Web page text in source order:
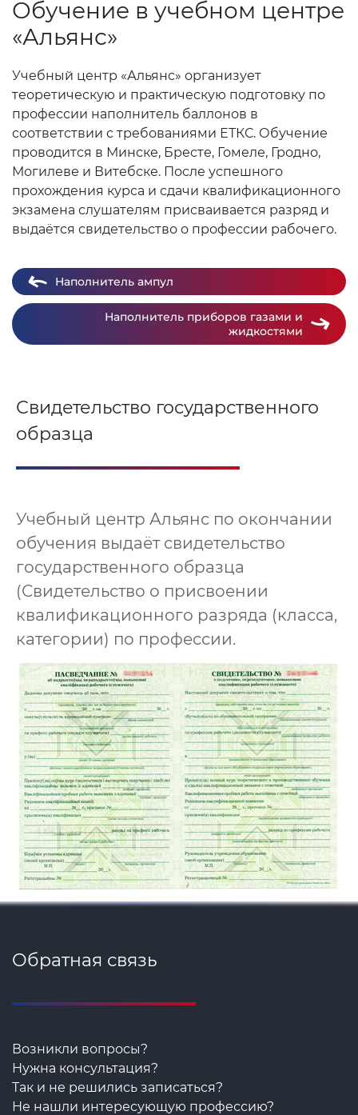
Обучение в учебном центре
«Альянс»
Учебный центр «Альянс» организует
теоретическую и практическую подготовку по
профессии наполнитель баллонов в
соответствии с требованиями ЕТКС. Обучение
проводится в Минске, Бресте, Гомеле, Гродно,
Могилеве и Витебске. После успешного
прохождения курса и сдачи квалификационного
экзамена слушателям присваивается разряд и
выдаётся свидетельство о профессии рабочего.
Наполнитель ампул
Наполнитель приборов газами и
жидкостями
Свидетельство государственного
образца
Учебный центр Альянс по окончании
обучения выдаёт свидетельство
государственного образца
(Свидетельство о присвоении
квалификационного разряда (класса,
категории) по профессии.
Обратная связь
Возникли вопросы?
Нужна консультация?
Так и не решились записаться?
Не нашли интересующую профессию?